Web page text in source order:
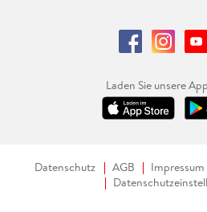
Laden Sie unsere
Datenschutz AGB Impressum